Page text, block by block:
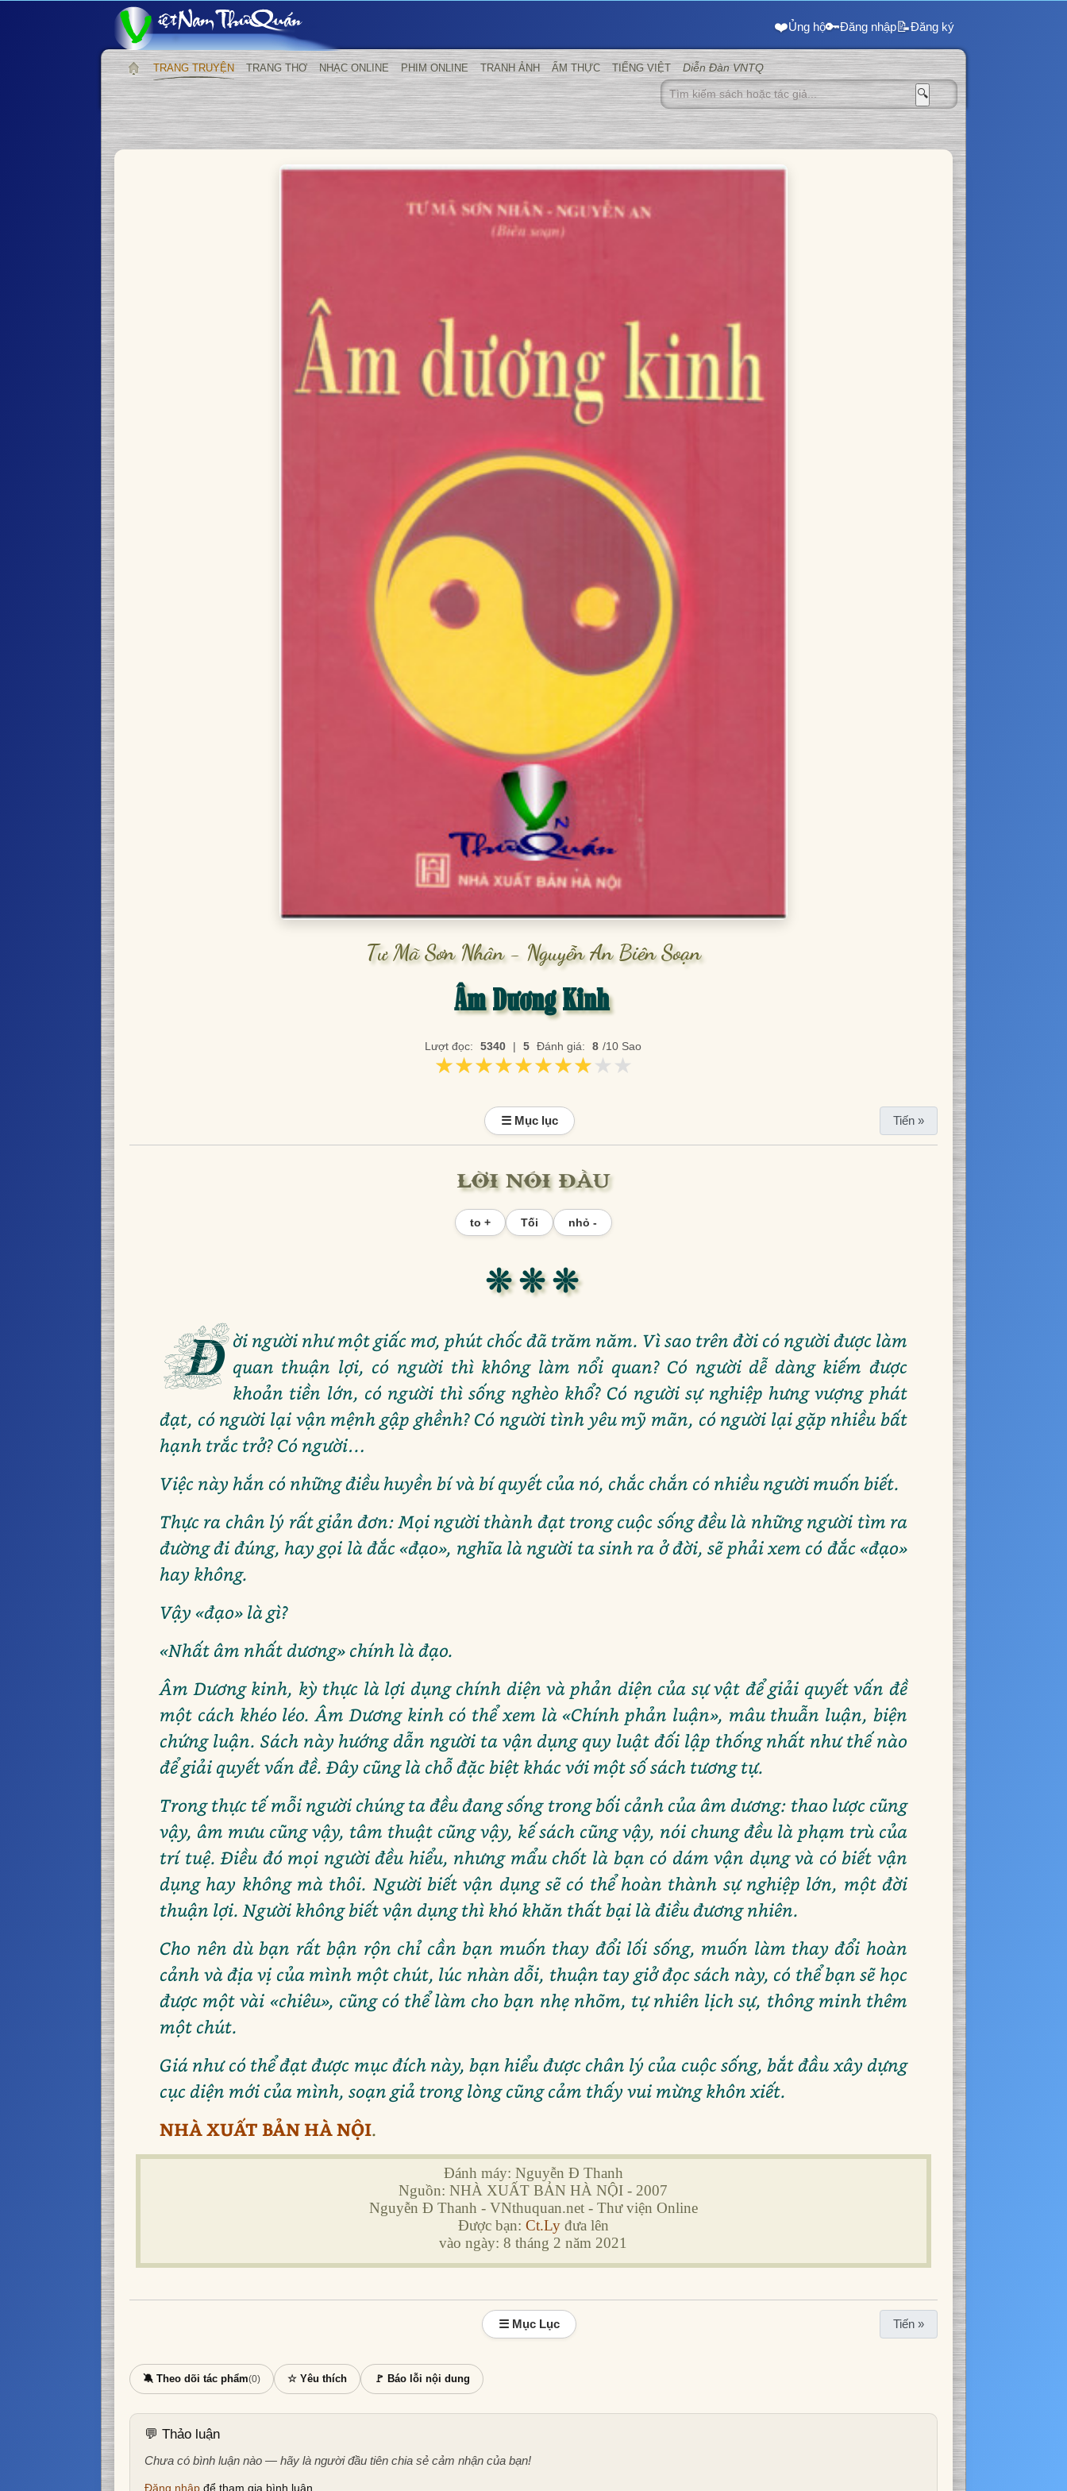
❤️Ủng hộ🔑Đăng nhập📝Đăng ký
TRANG TRUYỆN TRANG THƠ NHẠC ONLINE PHIM ONLINE TRANH ẢNH ẨM THỰC TIẾNG VIỆT Diễn Đàn VNTQ
🔍
Tư Mã Sơn Nhân - Nguyễn An Biên Soạn
Âm Dương Kinh
Lượt đọc: 5340 | 5 Đánh giá: 8 /10 Sao
★★★★★★★★★★
★★★★★★★★★★
☰ Mục lục Tiến »
LỜI NÓI ĐẦU
to + Tối nhỏ -
❊ ❊ ❊
Đ ời người như một giấc mơ, phút chốc đã trăm năm. Vì sao trên đời có người được làm
quan thuận lợi, có người thì không làm nổi quan? Có người dễ dàng kiếm được
khoản tiền lớn, có người thì sống nghèo khổ? Có người sự nghiệp hưng vượng phát
đạt, có người lại vận mệnh gập ghềnh? Có người tình yêu mỹ mãn, có người lại gặp nhiều bất
hạnh trắc trở? Có người…
Việc này hắn có những điều huyền bí và bí quyết của nó, chắc chắn có nhiều người muốn biết.
Thực ra chân lý rất giản đơn: Mọi người thành đạt trong cuộc sống đều là những người tìm ra
đường đi đúng, hay gọi là đắc «đạo», nghĩa là người ta sinh ra ở đời, sẽ phải xem có đắc «đạo»
hay không.
Vậy «đạo» là gì?
«Nhất âm nhất dương» chính là đạo.
Âm Dương kinh, kỳ thực là lợi dụng chính diện và phản diện của sự vật để giải quyết vấn đề
một cách khéo léo. Âm Dương kinh có thể xem là «Chính phản luận», mâu thuẫn luận, biện
chứng luận. Sách này hướng dẫn người ta vận dụng quy luật đối lập thống nhất như thế nào
để giải quyết vấn đề. Đây cũng là chỗ đặc biệt khác với một số sách tương tự.
Trong thực tế mỗi người chúng ta đều đang sống trong bối cảnh của âm dương: thao lược cũng
vậy, âm mưu cũng vậy, tâm thuật cũng vậy, kế sách cũng vậy, nói chung đều là phạm trù của
trí tuệ. Điều đó mọi người đều hiểu, nhưng mẩu chốt là bạn có dám vận dụng và có biết vận
dụng hay không mà thôi. Người biết vận dụng sẽ có thể hoàn thành sự nghiệp lớn, một đời
thuận lợi. Người không biết vận dụng thì khó khăn thất bại là điều đương nhiên.
Cho nên dù bạn rất bận rộn chỉ cần bạn muốn thay đổi lối sống, muốn làm thay đổi hoàn
cảnh và địa vị của mình một chút, lúc nhàn dỗi, thuận tay giở đọc sách này, có thể bạn sẽ học
được một vài «chiêu», cũng có thể làm cho bạn nhẹ nhõm, tự nhiên lịch sự, thông minh thêm
một chút.
Giá như có thể đạt được mục đích này, bạn hiểu được chân lý của cuộc sống, bắt đầu xây dựng
cục diện mới của mình, soạn giả trong lòng cũng cảm thấy vui mừng khôn xiết.
NHÀ XUẤT BẢN HÀ NỘI.
Đánh máy: Nguyễn Đ Thanh
Nguồn: NHÀ XUẤT BẢN HÀ NỘI - 2007
Nguyễn Đ Thanh - VNthuquan.net - Thư viện Online
Được bạn: Ct.Lyđưa lên
vào ngày: 8 tháng 2 năm 2021
☰ Mục Lục Tiến »
🔕 Theo dõi tác phẩm(0) ☆ Yêu thích 🚩 Báo lỗi nội dung
💬 Thảo luận
Chưa có bình luận nào — hãy là người đầu tiên chia sẻ cảm nhận của bạn!
Đăng nhập để tham gia bình luận.